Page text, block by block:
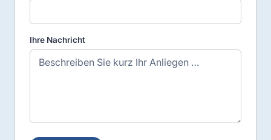
Ihre Nachricht